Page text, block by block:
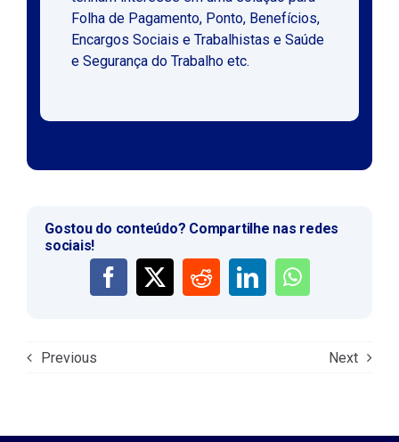
Folha de Pagamento, Ponto, Benefícios,
Encargos Sociais e Trabalhistas e Saúde
e Segurança do Trabalho etc.
Gostou do conteúdo? Compartilhe nas redes
sociais!
Previous Next